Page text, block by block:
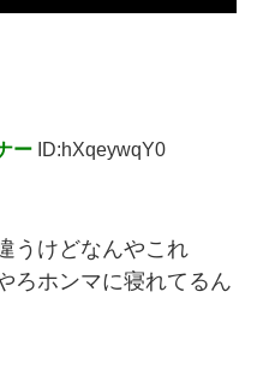
ー ID:hXqeywqY0
うけどなんやこれ
ろホンマに寝れてるん